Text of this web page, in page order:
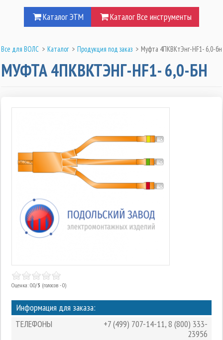
Каталог ЭТМ Каталог Все инструменты
Все для ВОЛС > Каталог > Продукция под заказ > Муфта 4ПКВКтЭнг-HF1- 6,0-бн
МУФТА 4ПКВКТЭНГ-HF1- 6,0-БН
Оценка: 0.0/5 (голосов - 0)
Информация для заказа:
ТЕЛЕФОНЫ
+7 (499) 707-14-11,8 (800) 333-
23956